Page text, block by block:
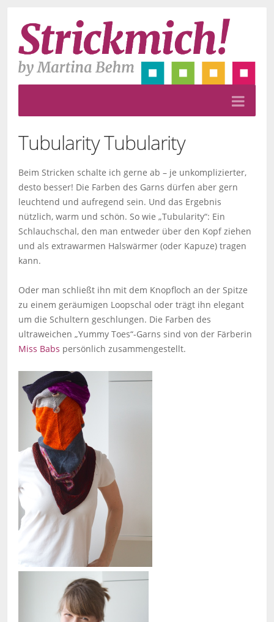
TubularityTubularity
Beim Stricken schalte ich gerne ab – je unkomplizierter,
desto besser! Die Farben des Garns dürfen aber gern
leuchtend und aufregend sein. Und das Ergebnis
nützlich, warm und schön. So wie „Tubularity“: Ein
Schlauchschal, den man entweder über den Kopf ziehen
und als extrawarmen Halswärmer (oder Kapuze) tragen
kann.
Oder man schließt ihn mit dem Knopfloch an der Spitze
zu einem geräumigen Loopschal oder trägt ihn elegant
um die Schultern geschlungen. Die Farben des
ultraweichen „Yummy Toes“-Garns sind von der Färberin
Miss Babs persönlich zusammengestellt.